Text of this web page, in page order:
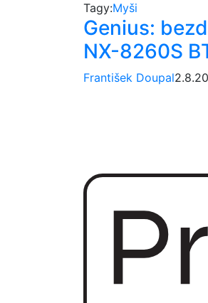
Tagy:Myši
Genius:
NX-8260S
František Doupal